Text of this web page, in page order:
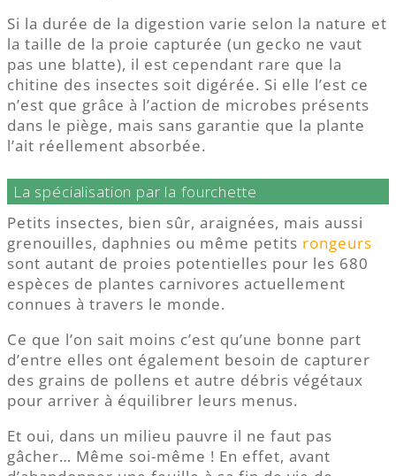
Si la durée de la digestion varie selon la nature et
la taille de la proie capturée (un gecko ne vaut
pas une blatte), il est cependant rare que la
chitine des insectes soit digérée. Si elle l’est ce
n’est que grâce à l’action de microbes présents
dans le piège, mais sans garantie que la plante
l’ait réellement absorbée.
La spécialisation par la fourchette
Petits insectes, bien sûr, araignées, mais aussi
grenouilles, daphnies ou même petits rongeurs
sont autant de proies potentielles pour les 680
espèces de plantes carnivores actuellement
connues à travers le monde.
Ce que l’on sait moins c’est qu’une bonne part
d’entre elles ont également besoin de capturer
des grains de pollens et autre débris végétaux
pour arriver à équilibrer leurs menus.
Et oui, dans un milieu pauvre il ne faut pas
gâcher… Même soi-même ! En effet, avant